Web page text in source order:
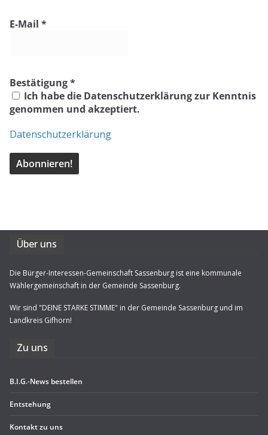
E-Mail *
Bestätigung*
Ich habe die Datenschutzerklärung zur Kenntnis
genommen und akzeptiert.
Datenschutzerklärung
Über uns
Die Bürger-Interessen-Gemeinschaft Sassenburg ist eine kommunale
Wählergemeinschaft in der Gemeinde Sassenburg.
Wir sind "DEINE STARKE STIMME" in der Gemeinde Sassenburg und im
Landkreis Gifhorn!
Zu uns
B.I.G.-News bestel­len
Ent­ste­hung
Kon­takt zu uns